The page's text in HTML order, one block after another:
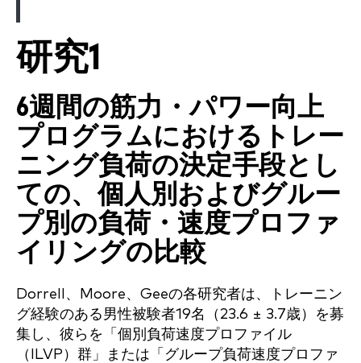
研究1
6週間の筋力・パワー向上
プログラムにおけるトレー
ニング負荷の決定手段とし
ての、個人別およびグルー
プ別の負荷・速度プロファ
イリングの比較
Dorrell、Moore、Geeの各研究者は、トレーニン
グ経験のある男性被験者19名（23.6 ± 3.7歳）を募
集し、彼らを「個別負荷速度プロファイル
（ILVP）群」または「グループ負荷速度プロファ